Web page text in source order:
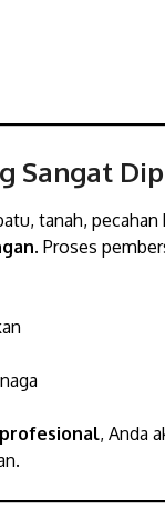
Sangat
tanah,
. Proses
, Anda